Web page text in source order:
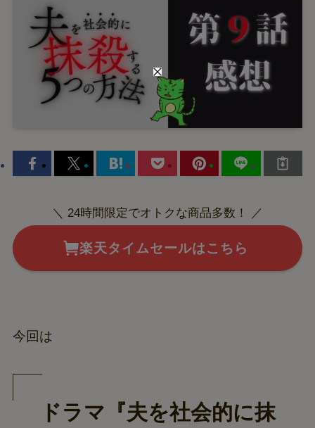
＼ 24時間限定でオトクな商品多数！ ／
楽天タイムセールはこちら
今回は
ドラマ『夫を社会的に抹